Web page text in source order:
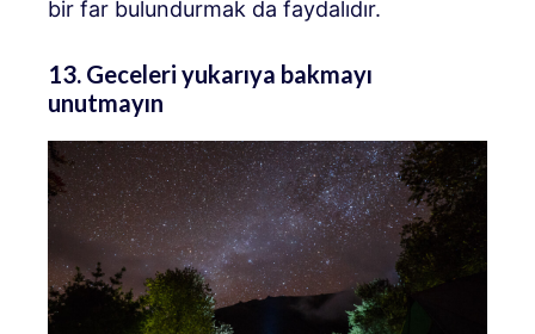
bir far bulundurmak da faydalıdır.
13. Geceleri yukarıya bakmayı
unutmayın